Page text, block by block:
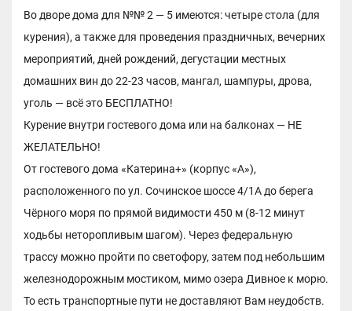
Во дворе дома для №№ 2 — 5 имеются: четыре стола (для
курения), а также для проведения праздничных, вечерних
мероприятий, дней рождений, дегустации местных
домашних вин до 22-23 часов, мангал, шампуры, дрова,
уголь — всё это БЕСПЛАТНО!
Курение внутри гостевого дома или на балконах — НЕ
ЖЕЛАТЕЛЬНО!
От гостевого дома «Катерина+» (корпус «А»),
расположенного по ул. Сочинское шоссе 4/1А до берега
Чёрного моря по прямой видимости 450 м (8-12 минут
ходьбы неторопливым шагом). Через федеральную
трассу можно пройти по светофору, затем под небольшим
железнодорожным мостиком, мимо озера Дивное к морю.
То есть транспортные пути не доставляют Вам неудобств.